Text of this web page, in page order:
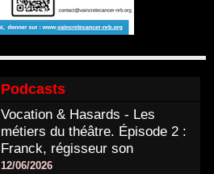
Podcasts
Vocation & Hasards - Les
métiers du théâtre. Épisode 2 :
Franck, régisseur son
12/06/2026